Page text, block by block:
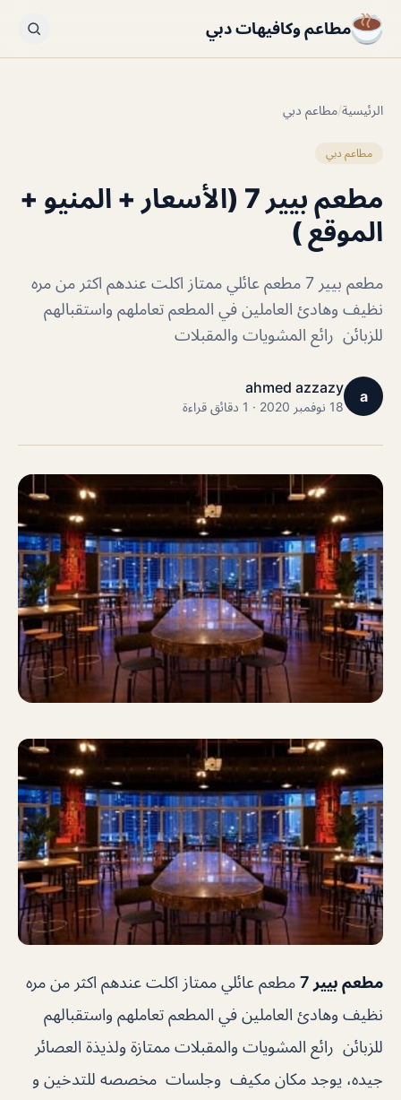
مطاعم وكافيهات دبي
الرئيسية/مطاعم دبي
مطاعم دبي
مطعم بيير 7 (الأسعار + المنيو +
الموقع )
مطعم بيير 7 مطعم عائلي ممتاز اكلت عندهم اكثر من مره
نظيف وهادئ العاملين في المطعم تعاملهم واستقبالهم
للزبائن رائع المشويات والمقبلات
a
ahmed azzazy
18 نوفمبر 2020 · 1 دقائق قراءة
مطعم بيير 7
مطعم عائلي ممتاز اكلت عندهم اكثر من مره
نظيف وهادئ العاملين في المطعم تعاملهم واستقبالهم
للزبائن رائع المشويات والمقبلات ممتازة ولذيذة العصائر
جيده، يوجد مكان مكيف وجلسات مخصصه للتدخين و